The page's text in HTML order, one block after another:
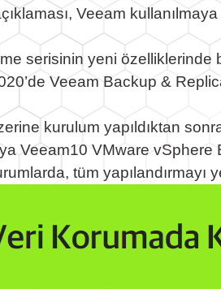
Veeam
serisinin yeni
Veeam Backup &
kurulum yapıldıktan
Veeam10 VMware vSphere
tüm